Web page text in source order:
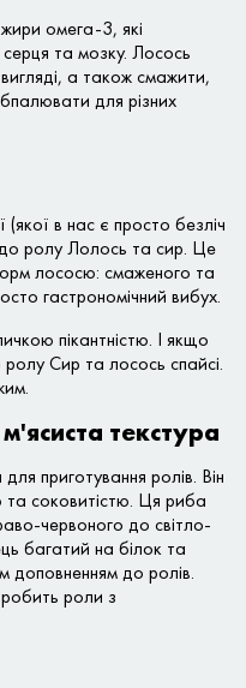
омега-3, які
та мозку. Лосось
а також смажити,
для різних
в нас є просто безліч
ролу Лолось та сир. Це
лососю: смаженого та
гастрономічний вибух.
пікантністю. І якщо
Сир та лосось спайсі.
текстура
приготування ролів. Він
та соковитістю. Ця риба
червоного до світло-
багатий на білок та
доповненням до ролів.
роли з